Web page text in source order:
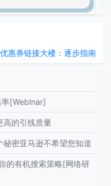
惠券链接大楼：逐步指南
[WebInar]
高的引线质量
密亚马逊不希望您知道
的有机搜索策略[网络研